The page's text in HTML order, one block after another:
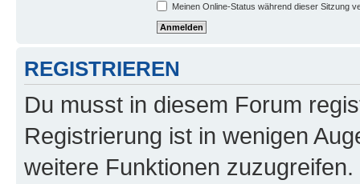
Meinen Online-Status während dieser Sitzung
REGISTRIEREN
Du musst in diesem Forum
Registrierung ist in wenigen
weitere Funktionen